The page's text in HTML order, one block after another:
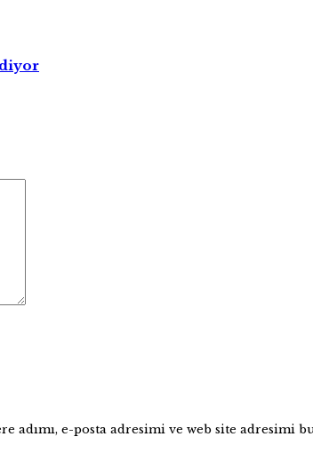
e-posta adresimi ve web site adresimi